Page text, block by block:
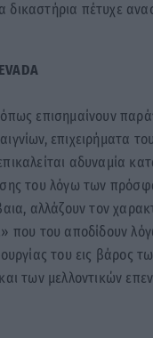
πέτυχε
επισημαίνουν
επιχειρήματα του
αδυναμία
του λόγω των
αλλάζουν τον
που του αποδίδουν
του εις βάρος
των μελλοντικών